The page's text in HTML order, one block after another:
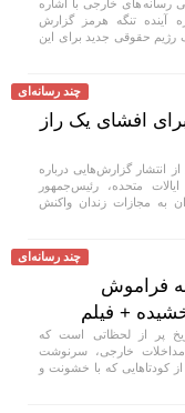
رسانه‌های خارجی با اشاره
آینده تنگه هرمز گزارش
رژیم حقوقی جدید برای این
چند رسانه‌ای
افشای یک راز
انتشار گزارش‌هایی درباره
متحده، رئیس‌جمهور
به مجازات زندان واکنش
چند رسانه‌ای
فراموش
+ فیلم
پر از لحظاتی است که
خارجی، سرنوشت
از کودتا‌هایی که با خشونت و